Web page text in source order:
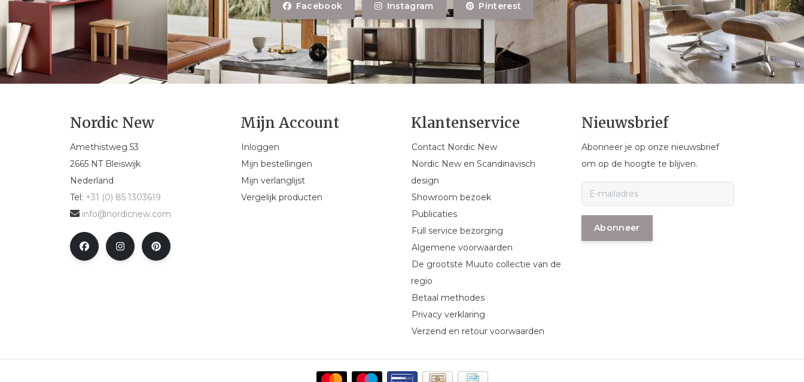
Facebook Instagram Pinterest
Nordic New
Amethistweg 53
2665 NT Bleiswijk
Nederland
Tel: +31 (0) 85 1303619
info@nordicnew.com
Mijn Account
Inloggen
Mijn bestellingen
Mijn verlanglijst
Vergelijk producten
Klantenservice
Contact Nordic New
Nordic New en Scandinavisch
design
Showroom bezoek
Publicaties
Full service bezorging
Algemene voorwaarden
De grootste Muuto collectie van de
regio
Betaal methodes
Privacy verklaring
Verzend en retour voorwaarden
Nieuwsbrief
Abonneer je op onze nieuwsbrief
om op de hoogte te blijven.
Abonneer